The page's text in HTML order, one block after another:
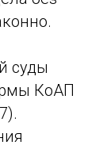
суды
КоАП